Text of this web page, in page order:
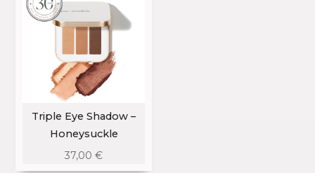
Triple Eye Shadow –
Honeysuckle
37,00€